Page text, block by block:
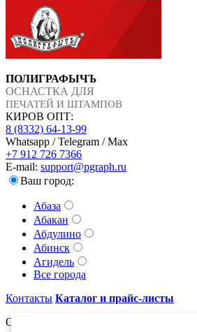
ПОЛИГРАФЫЧЪ
ОСНАСТКА ДЛЯ
ПЕЧАТЕЙ И ШТАМПОВ
КИРОВ ОПТ:
8 (8332) 64-13-99
Whatsapp / Telegram / Max
+7 912 726 7366
E-mail: support@pgraph.ru
Ваш город:
Абаза
Абакан
Абдулино
Абинск
Агидель
Все города
Контакты Каталог и прайс-листы
Оставьте свой адрес электронной